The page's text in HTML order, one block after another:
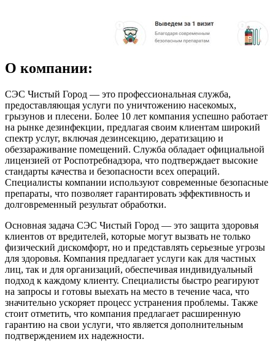
О компании:
СЭС Чистый Город — это профессиональная служба,
предоставляющая услуги по уничтожению насекомых,
грызунов и плесени. Более 10 лет компания успешно работает
на рынке дезинфекции, предлагая своим клиентам широкий
спектр услуг, включая дезинсекцию, дератизацию и
обеззараживание помещений. Служба обладает официальной
лицензией от Роспотребнадзора, что подтверждает высокие
стандарты качества и безопасности всех операций.
Специалисты компании используют современные безопасные
препараты, что позволяет гарантировать эффективность и
долговременный результат обработки.
Основная задача СЭС Чистый Город — это защита здоровья
клиентов от вредителей, которые могут вызвать не только
физический дискомфорт, но и представлять серьезные угрозы
для здоровья. Компания предлагает услуги как для частных
лиц, так и для организаций, обеспечивая индивидуальный
подход к каждому клиенту. Специалисты быстро реагируют
на запросы и готовы выехать на место в течение часа, что
значительно ускоряет процесс устранения проблемы. Также
стоит отметить, что компания предлагает расширенную
гарантию на свои услуги, что является дополнительным
подтверждением их надежности.